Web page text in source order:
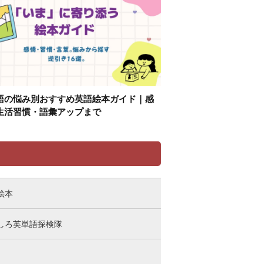
の悩み別おすすめ英語絵本ガイド｜感
活習慣・語彙アップまで
本
ろ英単語探検隊